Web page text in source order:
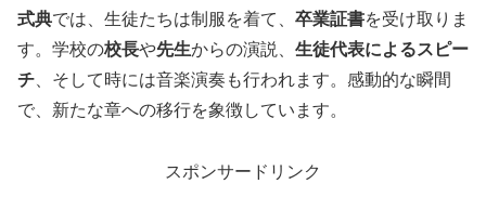
式典では、生徒たちは制服を着て、 卒業証書を受け取りま
す。学校の校長や先生からの演説、 生徒代表によるスピー
チ 、そして時には音楽演奏も行われます。感動的な瞬間
で、新たな章への移行を象徴しています。
スポンサードリンク